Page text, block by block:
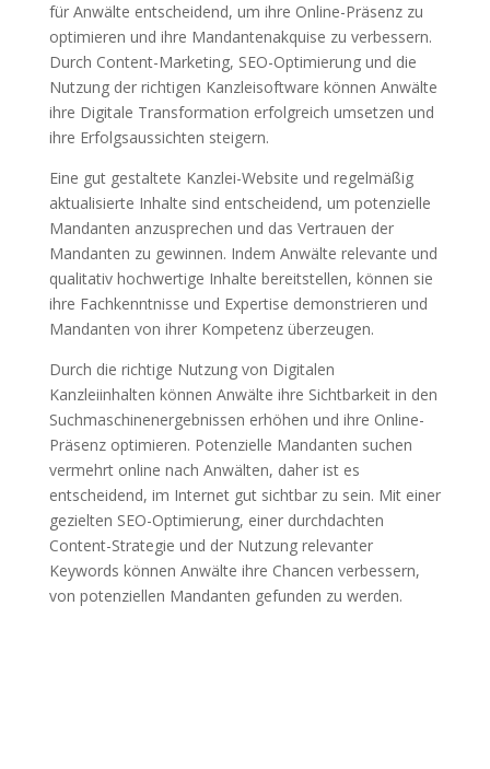
für Anwälte entscheidend, um ihre Online-Präsenz zu
optimieren und ihre Mandantenakquise zu verbessern.
Durch Content-Marketing, SEO-Optimierung und die
Nutzung der richtigen Kanzleisoftware können Anwälte
ihre Digitale Transformation erfolgreich umsetzen und
ihre Erfolgsaussichten steigern.
Eine gut gestaltete Kanzlei-Website und regelmäßig
aktualisierte Inhalte sind entscheidend, um potenzielle
Mandanten anzusprechen und das Vertrauen der
Mandanten zu gewinnen. Indem Anwälte relevante und
qualitativ hochwertige Inhalte bereitstellen, können sie
ihre Fachkenntnisse und Expertise demonstrieren und
Mandanten von ihrer Kompetenz überzeugen.
Durch die richtige Nutzung von Digitalen
Kanzleiinhalten können Anwälte ihre Sichtbarkeit in den
Suchmaschinenergebnissen erhöhen und ihre Online-
Präsenz optimieren. Potenzielle Mandanten suchen
vermehrt online nach Anwälten, daher ist es
entscheidend, im Internet gut sichtbar zu sein. Mit einer
gezielten SEO-Optimierung, einer durchdachten
Content-Strategie und der Nutzung relevanter
Keywords können Anwälte ihre Chancen verbessern,
von potenziellen Mandanten gefunden zu werden.